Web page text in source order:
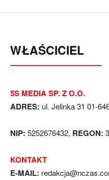
WŁAŚCICIEL
5S MEDIA SP. Z O.O.
ADRES: ul. Jelinka 31 01-
NIP: 5252676432, REGON:
KONTAKT
E-MAIL: